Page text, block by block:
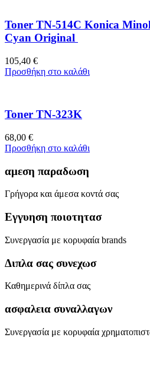
Toner TN-514C Konica
Cyan Original
105,40 €
Προσθήκη στο καλάθι
Toner TN-323K
68,00 €
Προσθήκη στο καλάθι
αμεση παραδωση
Γρήγορα και άμεσα κοντά σας
Εγγυηση ποιοτητασ
Συνεργασία με κορυφαία brands
Διπλα σας συνεχωσ
Καθημερινά δίπλα σας
ασφαλεια συναλλαγων
Συνεργασία με κορυφαία